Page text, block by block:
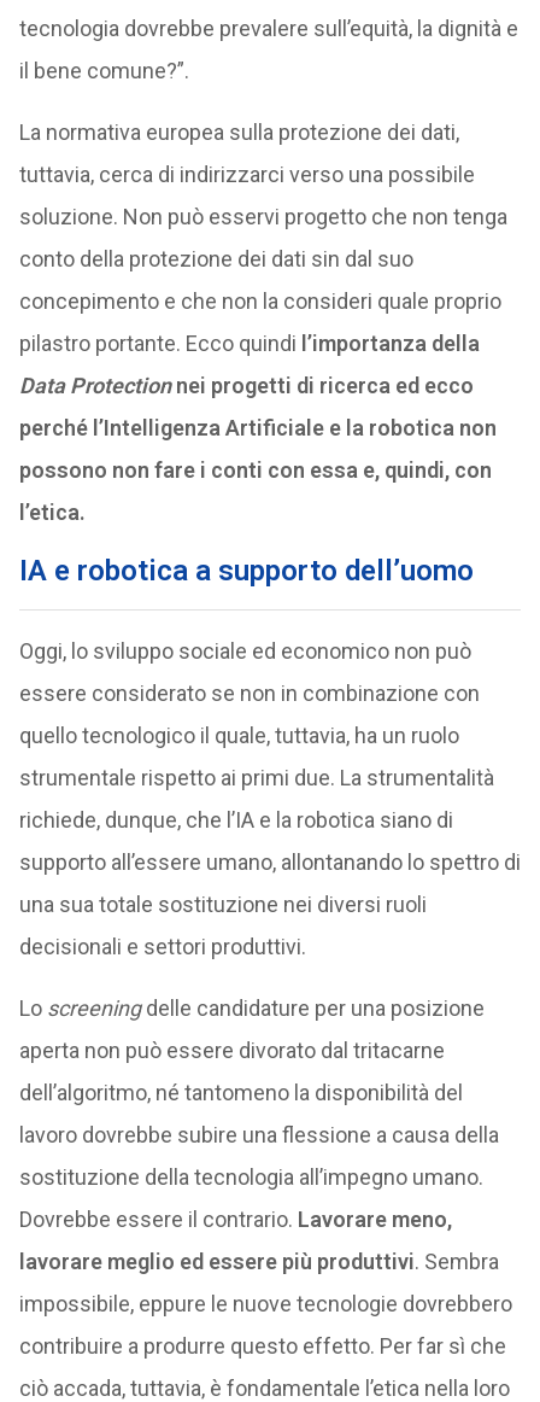
tecnologia dovrebbe prevalere sull’equità, la dignità e
il bene comune?”.
La normativa europea sulla protezione dei dati,
tuttavia, cerca di indirizzarci verso una possibile
soluzione. Non può esservi progetto che non tenga
conto della protezione dei dati sin dal suo
concepimento e che non la consideri quale proprio
pilastro portante. Ecco quindi l’importanza della
Data Protectionnei progetti di ricerca ed ecco
perché l’Intelligenza Artificiale e la robotica non
possono non fare i conti con essa e, quindi, con
l’etica.
IA e robotica a supporto dell’uomo
Oggi, lo sviluppo sociale ed economico non può
essere considerato se non in combinazione con
quello tecnologico il quale, tuttavia, ha un ruolo
strumentale rispetto ai primi due. La strumentalità
richiede, dunque, che l’IA e la robotica siano di
supporto all’essere umano, allontanando lo spettro di
una sua totale sostituzione nei diversi ruoli
decisionali e settori produttivi.
Lo screeningdelle candidature per una posizione
aperta non può essere divorato dal tritacarne
dell’algoritmo, né tantomeno la disponibilità del
lavoro dovrebbe subire una flessione a causa della
sostituzione della tecnologia all’impegno umano.
Dovrebbe essere il contrario. Lavorare meno,
lavorare meglio ed essere più produttivi. Sembra
impossibile, eppure le nuove tecnologie dovrebbero
contribuire a produrre questo effetto. Per far sì che
ciò accada, tuttavia, è fondamentale l’etica nella loro